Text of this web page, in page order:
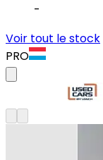
-
Voir tout le stock
PRO